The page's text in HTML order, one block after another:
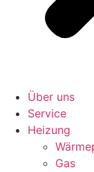
Über uns
Service
Heizung
Gas